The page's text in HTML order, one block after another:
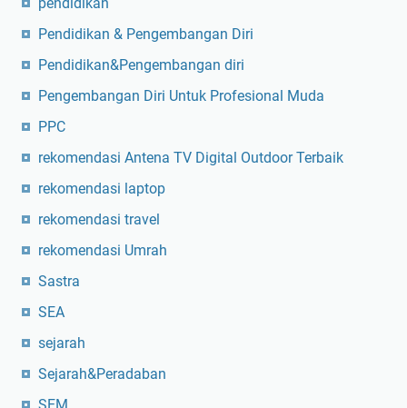
Pendidikan & Pengembangan Diri
Pendidikan&Pengembangan diri
Pengembangan Diri Untuk Profesional Muda
PPC
rekomendasi Antena TV Digital Outdoor Terbaik
rekomendasi laptop
rekomendasi travel
rekomendasi Umrah
Sastra
SEA
sejarah
Sejarah&Peradaban